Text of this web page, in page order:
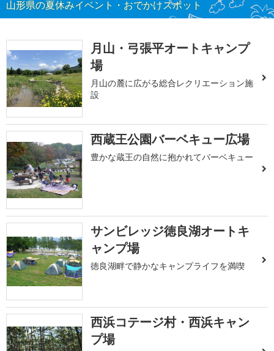
山形県の夏休みイベント・おでかけスポット
月山・弓張平オートキャンプ
場
月山の麓に広がる総合レクリエーション施
設
西蔵王公園バーベキュー広場
豊かな蔵王の自然に抱かれてバーベキュー
サンビレッジ徳良湖オートキ
ャンプ場
徳良湖畔で静かなキャンプライフを満喫
西浜コテージ村・西浜キャン
プ場